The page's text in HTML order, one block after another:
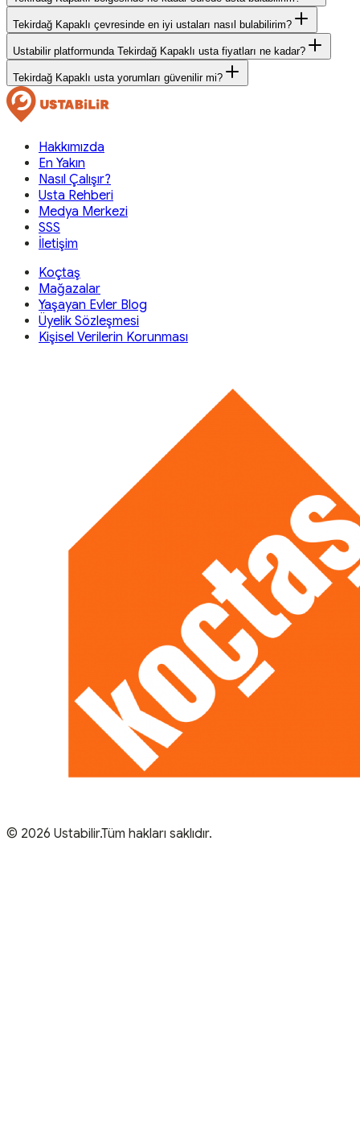
Tekirdağ Kapaklı çevresinde en iyi ustaları nasıl bulabilirim?
Ustabilir platformunda Tekirdağ Kapaklı usta fiyatları ne kadar?
Tekirdağ Kapaklı usta yorumları güvenilir mi?
Hakkımızda
En Yakın
Nasıl Çalışır?
Usta Rehberi
Medya Merkezi
SSS
İletişim
Koçtaş
Mağazalar
Yaşayan Evler Blog
Üyelik Sözleşmesi
Kişisel Verilerin Korunması
© 2026 Ustabilir.Tüm hakları saklıdır.